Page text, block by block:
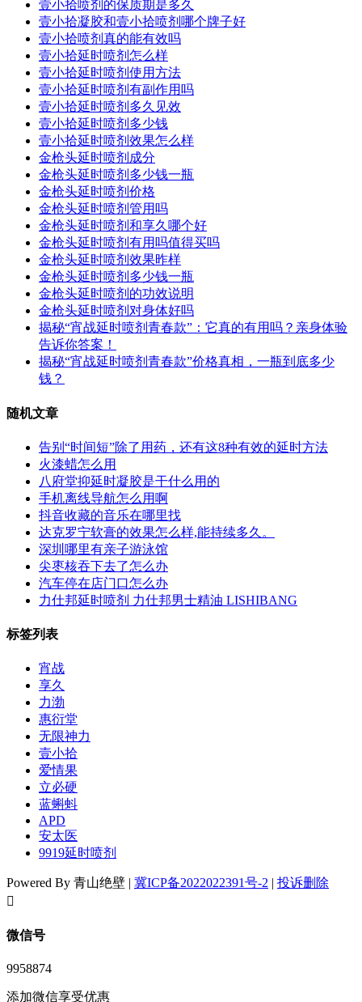
壹小拾喷剂的保质期是多久
壹小拾凝胶和壹小拾喷剂哪个牌子好
壹小拾喷剂真的能有效吗
壹小拾延时喷剂怎么样
壹小拾延时喷剂使用方法
壹小拾延时喷剂有副作用吗
壹小拾延时喷剂多久见效
壹小拾延时喷剂多少钱
壹小拾延时喷剂效果怎么样
金枪头延时喷剂成分
金枪头延时喷剂多少钱一瓶
金枪头延时喷剂价格
金枪头延时喷剂管用吗
金枪头延时喷剂和享久哪个好
金枪头延时喷剂有用吗值得买吗
金枪头延时喷剂效果昨样
金枪头延时喷剂多少钱一瓶
金枪头延时喷剂的功效说明
金枪头延时喷剂对身体好吗
揭秘“宵战延时喷剂青春款”：它真的有用吗？亲身体验
告诉你答案！
揭秘“宵战延时喷剂青春款”价格真相，一瓶到底多少
钱？
随机文章
告别“时间短”除了用药，还有这8种有效的延时方法
火漆蜡怎么用
八府堂抑延时凝胶是干什么用的
手机离线导航怎么用啊
抖音收藏的音乐在哪里找
达克罗宁软膏的效果怎么样,能持续多久。
深圳哪里有亲子游泳馆
尖枣核吞下去了怎么办
汽车停在店门口怎么办
力仕邦延时喷剂 力仕邦男士精油 LISHIBANG
标签列表
宵战
享久
力渤
惠衍堂
无限神力
壹小拾
爱情果
立必硬
蓝蝌蚪
APD
安太医
9919延时喷剂
Powered By 青山绝壁 | 冀ICP备2022022391号-2 | 投诉删除
󦘖
微信号
9958874
添加微信享受优惠